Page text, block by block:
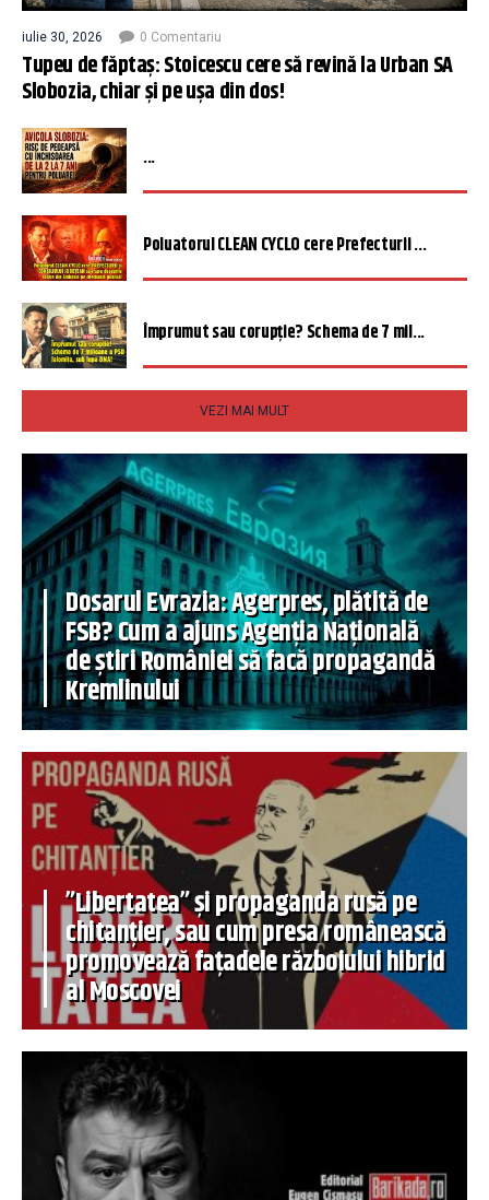
iulie 30, 2026 0 Comentariu
Tupeu de făptaș: Stoicescu cere să revină la Urban SA
Slobozia, chiar și pe ușa din dos!
...
Poluatorul CLEAN CYCLO cere Prefecturii ...
Împrumut sau corupție? Schema de 7 mil...
VEZI MAI MULT
Dosarul Evrazia: Agerpres, plătită de
FSB? Cum a ajuns Agenția Națională
de știri României să facă propagandă
Kremlinului
”Libertatea” și propaganda rusă pe
chitanțier, sau cum presa românească
promovează fațadele războiului hibrid
al Moscovei